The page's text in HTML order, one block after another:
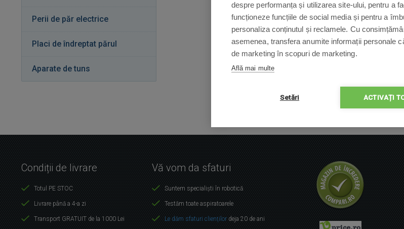
Perii de păr electrice
Placi de îndreptat părul
Aparate de tuns
Condiții de livrare
Totul PE STOC
Livrare până a 4-a zi
Transport GRATUIT de la 1000 Lei
Vă vom da sfaturi
Suntem specialiști în robotică
Testăm toate aspiratoarele
Le dăm sfaturi clienților deja 20 de ani
despre performanța și utilizarea site-ului, pentru a
funcționeze funcțiile de social media și pentru a
personaliza conținutul și reclamele. Cu
asemenea, transfera anumite informații personale
de marketing în scopuri de marketing.
Află mai multe
Setări ACTIVAȚI